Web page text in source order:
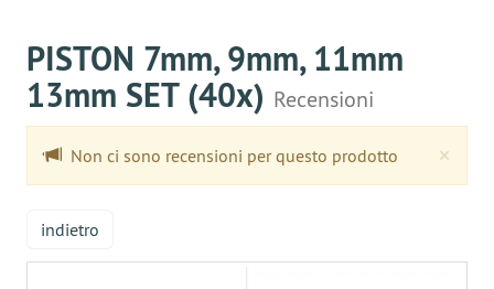
PISTON 7mm, 9mm, 11mm
13mm SET (40x) Recensioni
×
Non ci sono recensioni per questo prodotto
indietro